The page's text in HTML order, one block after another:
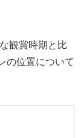
観賞時期と比
の位置について